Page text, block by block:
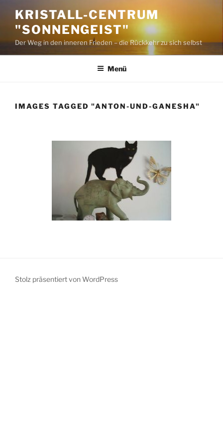
Inhalt
springen
KRISTALL-CENTRUM
"SONNENGEIST"
Der Weg in den inneren Frieden – die Rückkehr zu sich selbst
Menü
IMAGES TAGGED "ANTON-UND-GANESHA"
Stolz präsentiert von WordPress